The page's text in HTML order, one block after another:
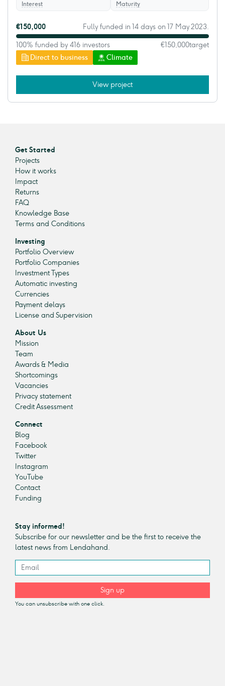
Interest
Maturity
Direct to business Climate
€150,000 Fully funded in 14 days on 17 May 2023.
100% funded by 416 investors €150,000target
View project
Get Started
Projects
How it works
Impact
Returns
FAQ
Knowledge Base
Terms and Conditions
Investing
Portfolio Overview
Portfolio Companies
Investment Types
Automatic investing
Currencies
Payment delays
License and Supervision
About Us
Mission
Team
Awards & Media
Shortcomings
Vacancies
Privacy statement
Credit Assessment
Connect
Blog
Facebook
Twitter
Instagram
YouTube
Contact
Funding
Stay informed!
Subscribe for our newsletter and be the first to receive the
latest news from Lendahand.
Sign up
You can unsubscribe with one click.